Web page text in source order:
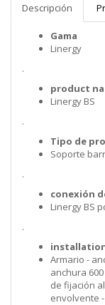
Descripción
Gama
Linergy
.
product
Linergy BS
.
Tipo de
Soporte
.
conexión
Linergy BS
.
Armario -
anchura
de fijación
envolvente